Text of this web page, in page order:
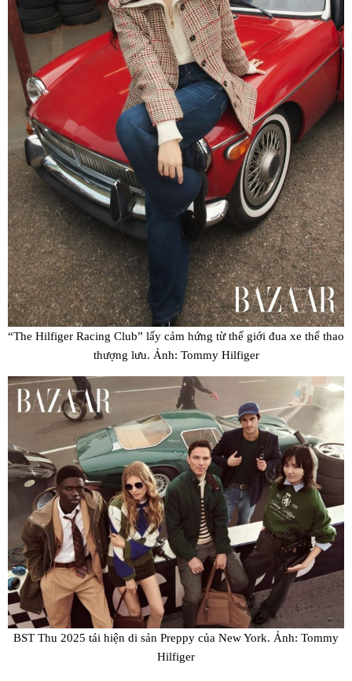
“The Hilfiger Racing Club” lấy cảm hứng từ thế giới đua xe thể thao
thượng lưu. Ảnh: Tommy Hilfiger
BST Thu 2025 tái hiện di sản Preppy của New York. Ảnh: Tommy
Hilfiger